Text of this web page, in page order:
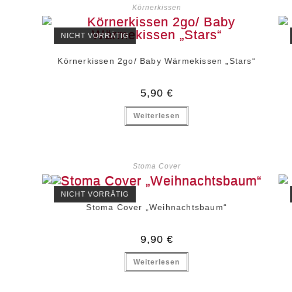
Körnerkissen
NICHT VORRÄTIG
Körnerkissen 2go/ Baby Wärmekissen „Stars“
5,90 €
Weiterlesen
Stoma Cover
NICHT VORRÄTIG
Stoma Cover „Weihnachtsbaum“
9,90 €
Weiterlesen